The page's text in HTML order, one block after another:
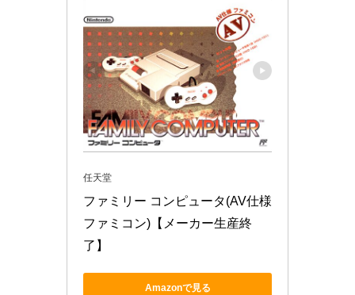
任天堂
ファミリー コンピュータ(AV仕様
ファミコン)【メーカー生産終
了】
Amazonで見る